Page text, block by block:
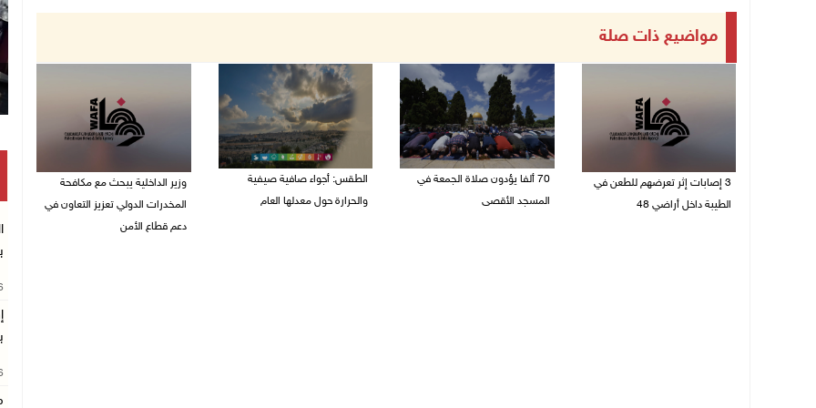
مواضيع ذات صلة
3 إصابات إثر تعرضهم للطعن في
الطيبة داخل أراضي 48
70 ألفا يؤدون صلاة الجمعة في
المسجد الأقصى
الطقس: أجواء صافية صيفية
والحرارة حول معدلها العام
وزير الداخلية يبحث مع مكافحة
المخدرات الدولي تعزيز التعاون في
دعم قطاع الأمن